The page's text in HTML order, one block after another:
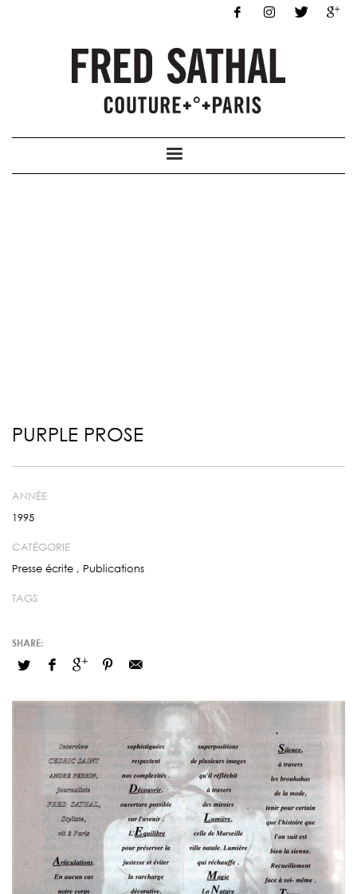
PURPLE PROSE
ANNÉE
1995
CATÉGORIE
Presse écrite , Publications
TAGS